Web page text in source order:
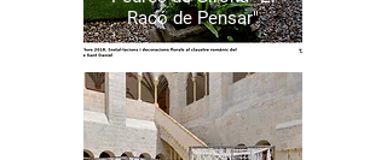
Racó de Pensar"